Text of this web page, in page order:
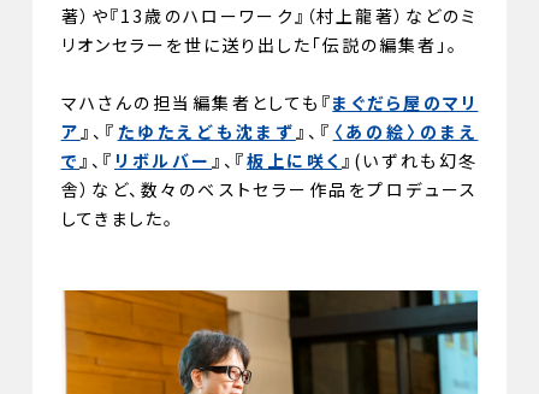
著）や『13歳のハローワーク』（村上龍著）などのミ
リオンセラーを世に送り出した「伝説の編集者」。
マハさんの担当編集者としても『まぐだら屋のマリ
ア 』、『 たゆたえども沈まず 』、『 〈あの絵〉のまえ
で 』、『 リボルバー 』、『板上に咲く 』(いずれも幻冬
舎）など、数々のベストセラー作品をプロデュース
してきました。